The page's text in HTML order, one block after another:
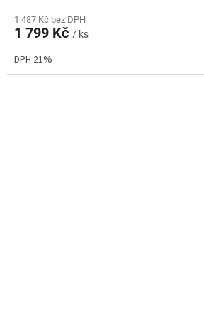
produktu
je
z
5
1 487 Kč bez DPH
1 799 Kč / ks
DPH 21%